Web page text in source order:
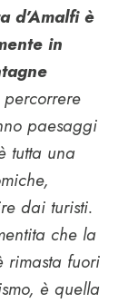
d’Amalfi è
in
paesaggi
tutta una
dai turisti.
che la
rimasta fuori
è quella